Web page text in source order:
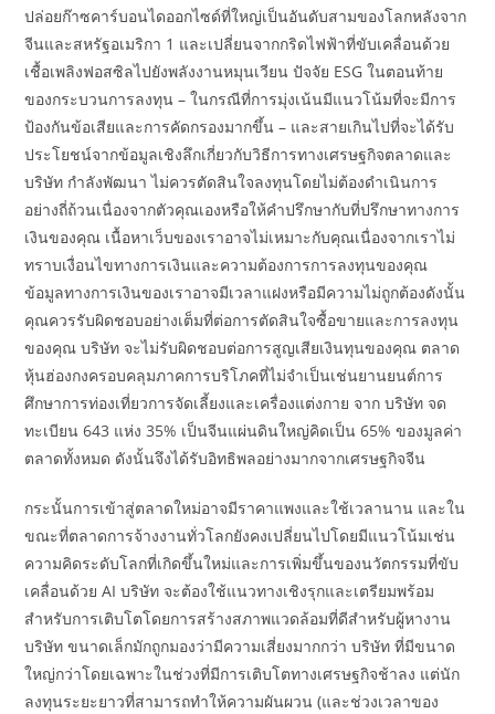
ปล่อยก๊าซคาร์บอนไดออกไซด์ที่ใหญ่เป็นอันดับสามของโลกหลังจาก
จีนและสหรัฐอเมริกา 1 และเปลี่ยนจากกริดไฟฟ้าที่ขับเคลื่อนด้วย
เชื้อเพลิงฟอสซิลไปยังพลังงานหมุนเวียน ปัจจัย ESG ในตอนท้าย
ของกระบวนการลงทุน – ในกรณีที่การมุ่งเน้นมีแนวโน้มที่จะมีการ
ป้องกันข้อเสียและการคัดกรองมากขึ้น – และสายเกินไปที่จะได้รับ
ประโยชน์จากข้อมูลเชิงลึกเกี่ยวกับวิธีการทางเศรษฐกิจตลาดและ
บริษัท กำลังพัฒนา ไม่ควรตัดสินใจลงทุนโดยไม่ต้องดำเนินการ
อย่างถี่ถ้วนเนื่องจากตัวคุณเองหรือให้คำปรึกษากับที่ปรึกษาทางการ
เงินของคุณ เนื้อหาเว็บของเราอาจไม่เหมาะกับคุณเนื่องจากเราไม่
ทราบเงื่อนไขทางการเงินและความต้องการการลงทุนของคุณ
ข้อมูลทางการเงินของเราอาจมีเวลาแฝงหรือมีความไม่ถูกต้องดังนั้น
คุณควรรับผิดชอบอย่างเต็มที่ต่อการตัดสินใจซื้อขายและการลงทุน
ของคุณ บริษัท จะไม่รับผิดชอบต่อการสูญเสียเงินทุนของคุณ ตลาด
หุ้นฮ่องกงครอบคลุมภาคการบริโภคที่ไม่จำเป็นเช่นยานยนต์การ
ศึกษาการท่องเที่ยวการจัดเลี้ยงและเครื่องแต่งกาย จาก บริษัท จด
ทะเบียน 643 แห่ง 35% เป็นจีนแผ่นดินใหญ่คิดเป็น 65% ของมูลค่า
ตลาดทั้งหมด ดังนั้นจึงได้รับอิทธิพลอย่างมากจากเศรษฐกิจจีน
กระนั้นการเข้าสู่ตลาดใหม่อาจมีราคาแพงและใช้เวลานาน และใน
ขณะที่ตลาดการจ้างงานทั่วโลกยังคงเปลี่ยนไปโดยมีแนวโน้มเช่น
ความคิดระดับโลกที่เกิดขึ้นใหม่และการเพิ่มขึ้นของนวัตกรรมที่ขับ
เคลื่อนด้วย AI บริษัท จะต้องใช้แนวทางเชิงรุกและเตรียมพร้อม
สำหรับการเติบโตโดยการสร้างสภาพแวดล้อมที่ดีสำหรับผู้หางาน
บริษัท ขนาดเล็กมักถูกมองว่ามีความเสี่ยงมากกว่า บริษัท ที่มีขนาด
ใหญ่กว่าโดยเฉพาะในช่วงที่มีการเติบโตทางเศรษฐกิจช้าลง แต่นัก
ลงทุนระยะยาวที่สามารถทำให้ความผันผวน (และช่วงเวลาของ